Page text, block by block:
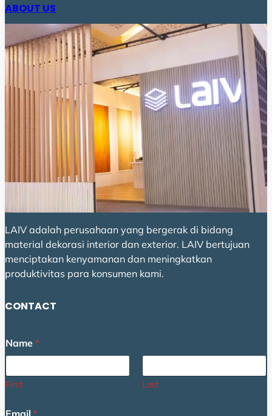
ABOUT US
LAIV adalah perusahaan yang bergerak di bidang
material dekorasi interior dan exterior. LAIV bertujuan
menciptakan kenyamanan dan meningkatkan
produktivitas para konsumen kami.
CONTACT
o
m
e
n
Name *
First Last
Email *